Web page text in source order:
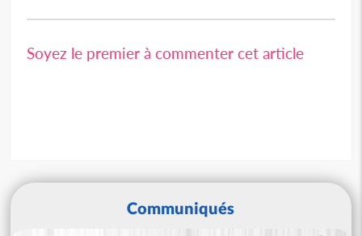
Soyez le premier à commenter cet article
Communiqués